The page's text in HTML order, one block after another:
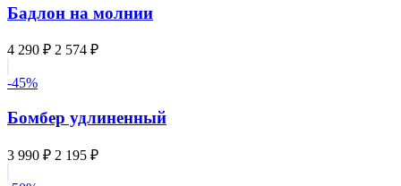
Бадлон на молнии
4 290 ₽ 2 574 ₽
-45%
Бомбер удлиненный
3 990 ₽ 2 195 ₽